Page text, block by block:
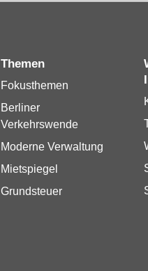
Themen
Fokusthemen
Berliner
Verkehrswende
Moderne Verwaltung
Mietspiegel
Grundsteuer